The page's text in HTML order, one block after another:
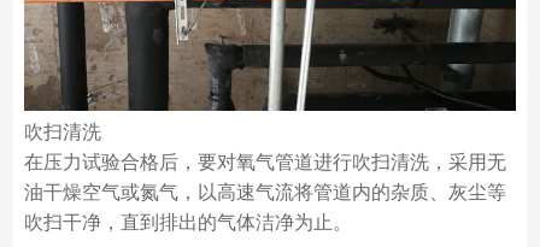
吹扫清洗
在压力试验合格后，要对氧气管道进行吹扫清洗，采用无
油干燥空气或氮气，以高速气流将管道内的杂质、灰尘等
吹扫干净，直到排出的气体洁净为止。